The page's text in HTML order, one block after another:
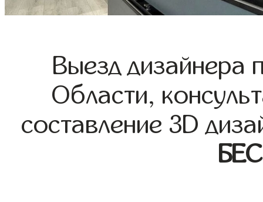
Выезд дизайнера
Области,
составление 3D